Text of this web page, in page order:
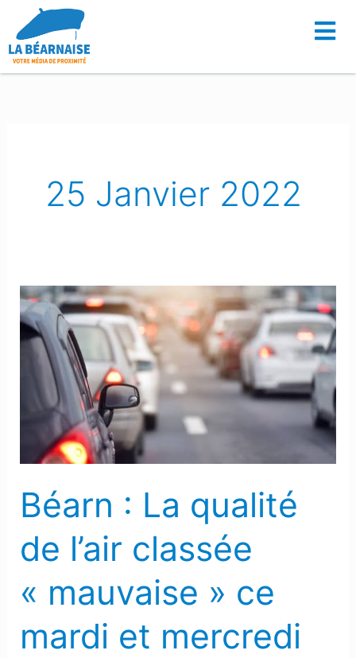
contenu
25 Janvier 2022
Béarn : La qualité
de l’air classée
« mauvaise » ce
mardi et mercredi
Béarn
:
La
qualité
classée
« mauvaise »
mardi
mercredi